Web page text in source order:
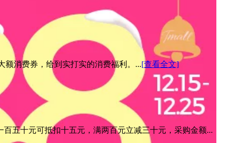
额消费券，给到实打实的消费福利。...[查看全文]
五十元可抵扣十五元，满两百元立减三十元，采购金额...